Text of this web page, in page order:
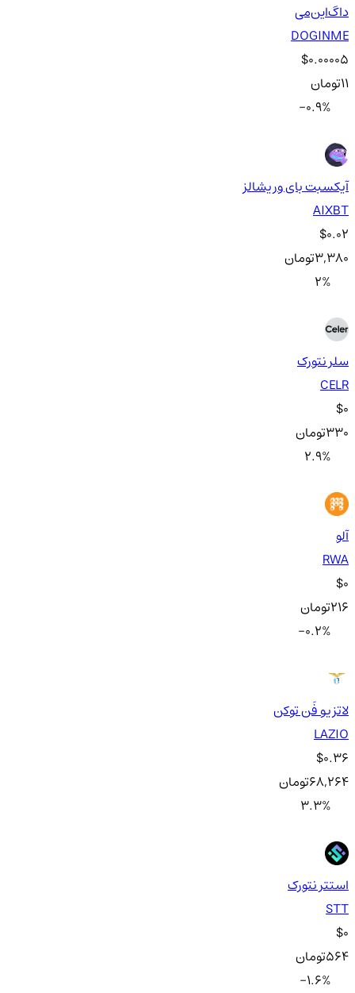
داگ‌این‌می
DOGINME
$0.00005
11تومان
-0.9%
آیکسبت بای وریشالز
AIXBT
$0.02
3,380تومان
2%
سلر نتورک
CELR
$0
330تومان
2.9%
آلو
RWA
$0
216تومان
-0.2%
لاتزیو فَن توکن
LAZIO
$0.36
68,264تومان
3.3%
استتر نتورک
STT
$0
564تومان
-1.6%